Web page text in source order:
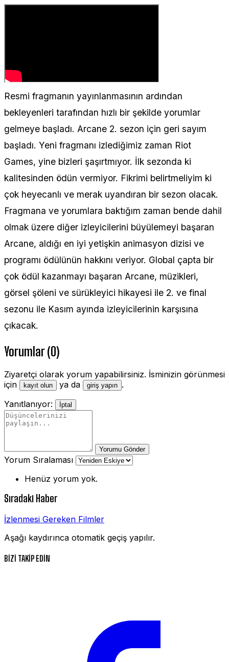
Resmi fragmanın yayınlanmasının ardından
bekleyenleri tarafından hızlı bir şekilde yorumlar
gelmeye başladı. Arcane 2. sezon için geri sayım
başladı. Yeni fragmanı izlediğimiz zaman Riot
Games, yine bizleri şaşırtmıyor. İlk sezonda ki
kalitesinden ödün vermiyor. Fikrimi belirtmeliyim ki
çok heyecanlı ve merak uyandıran bir sezon olacak.
Fragmana ve yorumlara baktığım zaman bende dahil
olmak üzere diğer izleyicilerini büyülemeyi başaran
Arcane, aldığı en iyi yetişkin animasyon dizisi ve
programı ödülünün hakkını veriyor. Global çapta bir
çok ödül kazanmayı başaran Arcane, müzikleri,
görsel şöleni ve sürükleyici hikayesi ile 2. ve final
sezonu ile Kasım ayında izleyicilerinin karşısına
çıkacak.
Yorumlar (0)
Ziyaretçi olarak yorum yapabilirsiniz. İsminizin görünmesi
için
kayıt olun ya da giriş yapın .
Yanıtlanıyor:
İptal
Yorumu Gönder
Yorum Sıralaması
Henüz yorum yok.
Sıradaki Haber
İzlenmesi Gereken Filmler
Aşağı kaydırınca otomatik geçiş yapılır.
BİZİ TAKİP EDİN